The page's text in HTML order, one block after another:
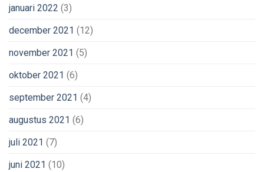
januari 2022 (3)
december 2021 (12)
november 2021 (5)
oktober 2021 (6)
september 2021 (4)
augustus 2021 (6)
juli 2021 (7)
juni 2021 (10)